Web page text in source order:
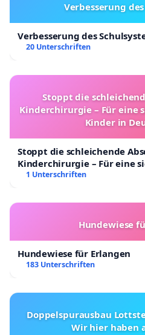
Verbesserung
Verbesserung des
20 Unterschriften
Stoppt die
Kinderchirurgie – Für eine
Kinder in
Stoppt die schleichende
Kinderchirurgie – Für eine
Kinder in Deutschland
1 Unterschriften
Hundewiese
Hundewiese für Erlangen
183 Unterschriften
Doppelspurausbau
Wir hier haben